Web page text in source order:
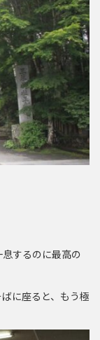
するのに最高の
に座ると、もう極